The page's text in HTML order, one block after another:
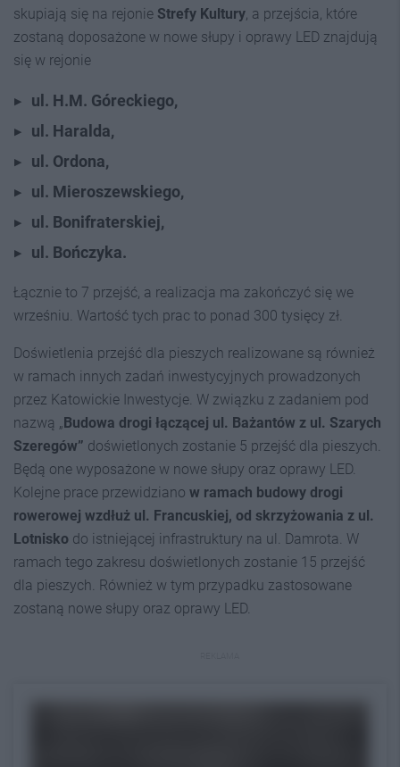
skupiają się na rejonie Strefy Kultury, a przejścia, które
zostaną doposażone w nowe słupy i oprawy LED znajdują
się w rejonie
ul. H.M. Góreckiego,
ul. Haralda,
ul. Ordona,
ul. Mieroszewskiego,
ul. Bonifraterskiej,
ul. Bończyka.
Łącznie to 7 przejść, a realizacja ma zakończyć się we
wrześniu. Wartość tych prac to ponad 300 tysięcy zł.
Doświetlenia przejść dla pieszych realizowane są również
w ramach innych zadań inwestycyjnych prowadzonych
przez Katowickie Inwestycje. W związku z zadaniem pod
nazwą „Budowa drogi łączącej ul. Bażantów z ul. Szarych
Szeregów” doświetlonych zostanie 5 przejść dla pieszych.
Będą one wyposażone w nowe słupy oraz oprawy LED.
Kolejne prace przewidziano w ramach budowy drogi
rowerowej wzdłuż ul. Francuskiej, od skrzyżowania z ul.
Lotnisko do istniejącej infrastruktury na ul. Damrota. W
ramach tego zakresu doświetlonych zostanie 15 przejść
dla pieszych. Również w tym przypadku zastosowane
zostaną nowe słupy oraz oprawy LED.